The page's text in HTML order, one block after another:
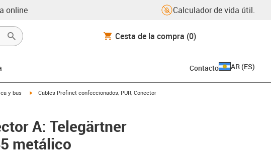
online Calculador de vida útil.
Cesta de la compra (0)
Contacto AR (ES)
y bus igus-icon-arrow-right
Cables Profinet confeccionados, PUR, Conector
A: Telegärtner
metálico